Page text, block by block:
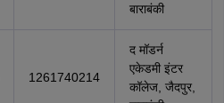
बाराबंकी
1261740214
द मॉडर्न
एकेडमी इंटर
कॉलेज, जैदपुर,